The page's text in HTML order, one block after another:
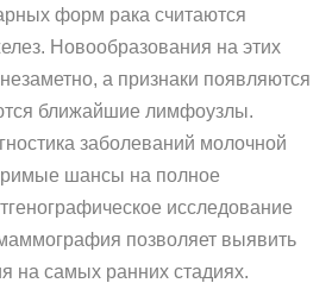
форм рака считаются
Новообразования на этих
а признаки появляются
ближайшие лимфоузлы.
заболеваний молочной
шансы на полное
исследование
позволяет выявить
на самых ранних стадиях.